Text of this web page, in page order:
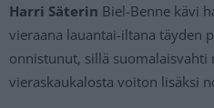
Harri Säterin Biel-Benne kävi
vieraana lauantai-iltana täyden
onnistunut, sillä suomalaisvahti
vieraskaukalosta voiton lisäksi